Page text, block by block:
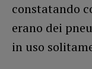
constatando
erano dei
in uso